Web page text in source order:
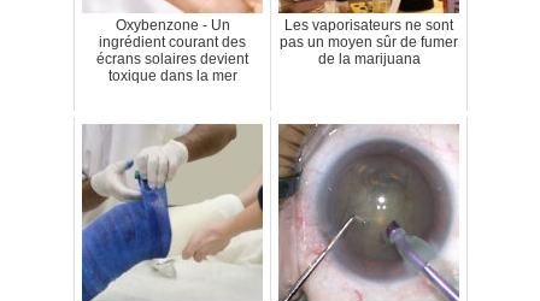
Oxybenzone - Un
ingrédient courant des
écrans solaires devient
toxique dans la mer
Les vaporisateurs ne sont
pas un moyen sûr de fumer
de la marijuana